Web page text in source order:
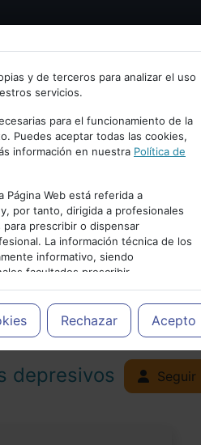
Cancelar
y de terceros para analizar el uso
servicios.
para el funcionamiento de la
Puedes aceptar todas las cookies,
información en nuestra Política de
Página Web está referida a
por tanto, dirigida a profesionales
prescribir o dispensar
La información técnica de los
informativo, siendo
facultados prescribir
caso concreto, el tratamiento más
Rechazar Acepto
PUBLICIDAD
depresivos Seguir